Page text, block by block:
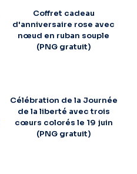
Coffret cadeau
d'anniversaire rose avec
nœud en ruban souple
(PNG gratuit)
Célébration de la Journée
de la liberté avec trois
cœurs colorés le 19 juin
(PNG gratuit)